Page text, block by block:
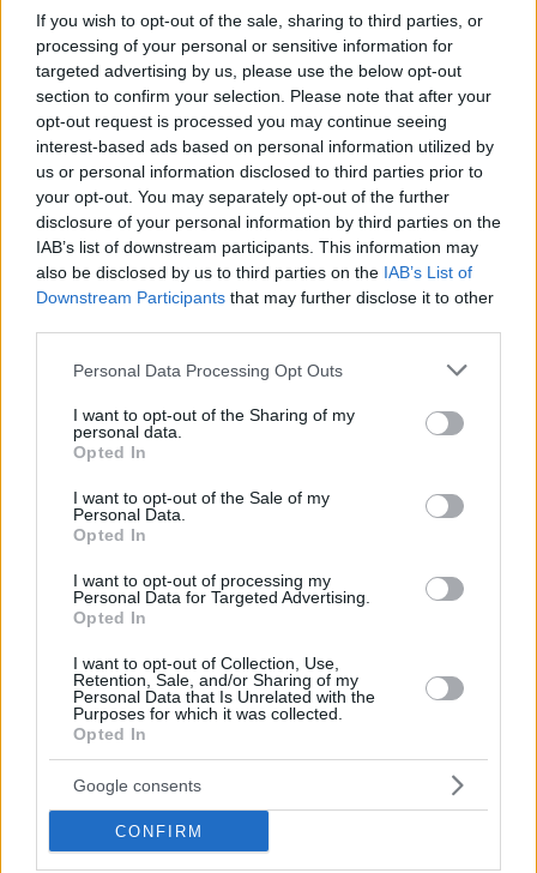
If you wish to opt-out of the sale, sharing to third parties, or
processing of your personal or sensitive information for
targeted advertising by us, please use the below opt-out
section to confirm your selection. Please note that after your
opt-out request is processed you may continue seeing
interest-based ads based on personal information utilized by
us or personal information disclosed to third parties prior to
your opt-out. You may separately opt-out of the further
disclosure of your personal information by third parties on the
IAB’s list of downstream participants. This information may
also be disclosed by us to third parties on the IAB’s List of
Downstream Participants that may further disclose it to other
Please note that this website/app uses one or more Google
not limited to your visit or usage behaviour. You may click to
grant or deny consent to Google and its third-party tags to
use your data for below specified purposes in below Google
consent section.
Personal Data Processing Opt Outs
I want to opt-out of the Sharing of my
personal data.
Opted In
I want to opt-out of the Sale of my
Personal Data.
Opted In
I want to opt-out of processing my
Personal Data for Targeted Advertising.
Opted In
I want to opt-out of Collection, Use,
Retention, Sale, and/or Sharing of my
Personal Data that Is Unrelated with the
Purposes for which it was collected.
Opted In
Google consents
CONFIRM
Προηγούμενη
Ο Χρόνος Κοζάνης
Επόμενη
Ελεύθερη Θράκη
Κοινοποιήστε
Προηγούμενη
Ο Χρόνος Κοζάνης
Επόμενη
Ελεύθερη Θράκη